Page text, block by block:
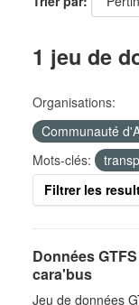
1 jeu de
Organisations:
Communauté
Mots-clés:
Filtrer les
Données
cara'bus
Jeu de données